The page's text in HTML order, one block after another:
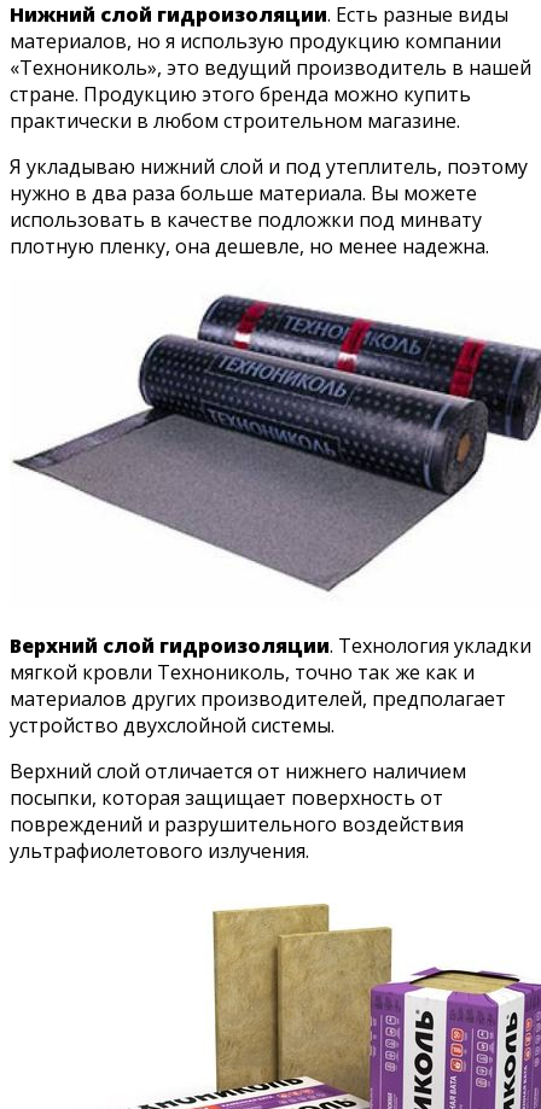
Нижний слой гидроизоляции. Есть разные виды
материалов, но я использую продукцию компании
«Технониколь», это ведущий производитель в нашей
стране. Продукцию этого бренда можно купить
практически в любом строительном магазине.
Я укладываю нижний слой и под утеплитель, поэтому
нужно в два раза больше материала. Вы можете
использовать в качестве подложки под минвату
плотную пленку, она дешевле, но менее надежна.
Верхний слой гидроизоляции. Технология укладки
мягкой кровли Технониколь, точно так же как и
материалов других производителей, предполагает
устройство двухслойной системы.
Верхний слой отличается от нижнего наличием
посыпки, которая защищает поверхность от
повреждений и разрушительного воздействия
ультрафиолетового излучения.